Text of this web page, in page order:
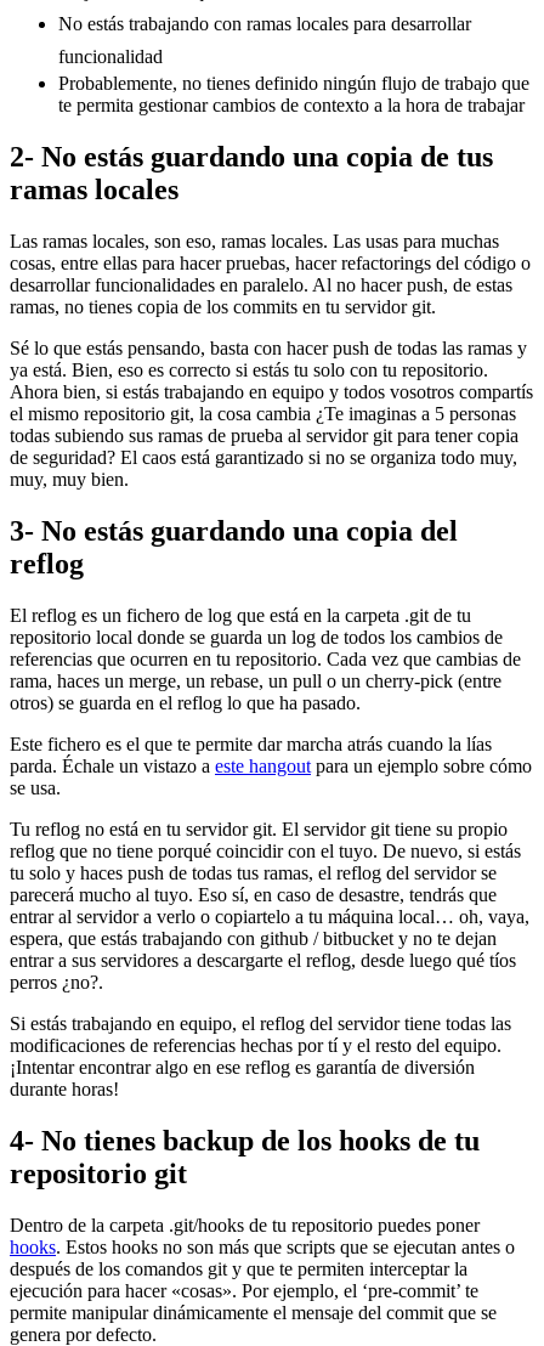
No estás trabajando con ramas locales para desarrollar
funcionalidad
Probablemente, no tienes definido ningún flujo de trabajo que
te permita gestionar cambios de contexto a la hora de trabajar
2- No estás guardando una copia de tus
ramas locales
Las ramas locales, son eso, ramas locales. Las usas para muchas
cosas, entre ellas para hacer pruebas, hacer refactorings del código o
desarrollar funcionalidades en paralelo. Al no hacer push, de estas
ramas, no tienes copia de los commits en tu servidor git.
Sé lo que estás pensando, basta con hacer push de todas las ramas y
ya está. Bien, eso es correcto si estás tu solo con tu repositorio.
Ahora bien, si estás trabajando en equipo y todos vosotros compartís
el mismo repositorio git, la cosa cambia ¿Te imaginas a 5 personas
todas subiendo sus ramas de prueba al servidor git para tener copia
de seguridad? El caos está garantizado si no se organiza todo muy,
muy, muy bien.
3- No estás guardando una copia del
reflog
El reflog es un fichero de log que está en la carpeta .git de tu
repositorio local donde se guarda un log de todos los cambios de
referencias que ocurren en tu repositorio. Cada vez que cambias de
rama, haces un merge, un rebase, un pull o un cherry-pick (entre
otros) se guarda en el reflog lo que ha pasado.
Este fichero es el que te permite dar marcha atrás cuando la lías
parda. Échale un vistazo a este hangout para un ejemplo sobre cómo
se usa.
Tu reflog no está en tu servidor git. El servidor git tiene su propio
reflog que no tiene porqué coincidir con el tuyo. De nuevo, si estás
tu solo y haces push de todas tus ramas, el reflog del servidor se
parecerá mucho al tuyo. Eso sí, en caso de desastre, tendrás que
entrar al servidor a verlo o copiartelo a tu máquina local… oh, vaya,
espera, que estás trabajando con github / bitbucket y no te dejan
entrar a sus servidores a descargarte el reflog, desde luego qué tíos
perros ¿no?.
Si estás trabajando en equipo, el reflog del servidor tiene todas las
modificaciones de referencias hechas por tí y el resto del equipo.
¡Intentar encontrar algo en ese reflog es garantía de diversión
durante horas!
4- No tienes backup de los hooks de tu
repositorio git
Dentro de la carpeta .git/hooks de tu repositorio puedes poner
hooks. Estos hooks no son más que scripts que se ejecutan antes o
después de los comandos git y que te permiten interceptar la
ejecución para hacer «cosas». Por ejemplo, el ‘pre-commit’ te
permite manipular dinámicamente el mensaje del commit que se
genera por defecto.